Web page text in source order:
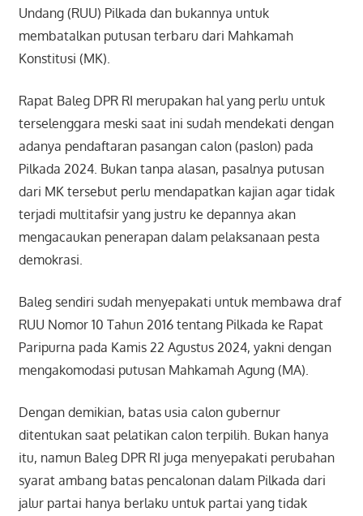
Undang (RUU) Pilkada dan bukannya untuk
membatalkan putusan terbaru dari Mahkamah
Konstitusi (MK).
Rapat Baleg DPR RI merupakan hal yang perlu untuk
terselenggara meski saat ini sudah mendekati dengan
adanya pendaftaran pasangan calon (paslon) pada
Pilkada 2024. Bukan tanpa alasan, pasalnya putusan
dari MK tersebut perlu mendapatkan kajian agar tidak
terjadi multitafsir yang justru ke depannya akan
mengacaukan penerapan dalam pelaksanaan pesta
demokrasi.
Baleg sendiri sudah menyepakati untuk membawa draf
RUU Nomor 10 Tahun 2016 tentang Pilkada ke Rapat
Paripurna pada Kamis 22 Agustus 2024, yakni dengan
mengakomodasi putusan Mahkamah Agung (MA).
Dengan demikian, batas usia calon gubernur
ditentukan saat pelatikan calon terpilih. Bukan hanya
itu, namun Baleg DPR RI juga menyepakati perubahan
syarat ambang batas pencalonan dalam Pilkada dari
jalur partai hanya berlaku untuk partai yang tidak